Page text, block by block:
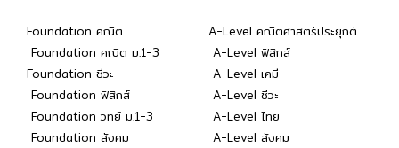
Foundation คณิต
Foundation คณิต ม.1-3
Foundation ชีวะ
Foundation ฟิสิกส์
Foundation วิทย์ ม.1-3
Foundation สังคม
A-Level คณิตศาสตร์ประยุกต์
A-Level ฟิสิกส์
A-Level เคมี
A-Level ชีวะ
A-Level ไทย
A-Level สังคม